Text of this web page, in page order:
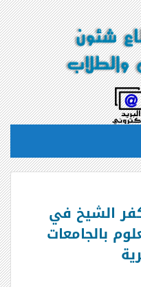
الشيخ في
بالجامعات